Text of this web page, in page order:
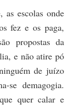
as escolas onde
fez e os paga,
propostas da
e não atire pó
de juízo
se demagogia.
quer calar e